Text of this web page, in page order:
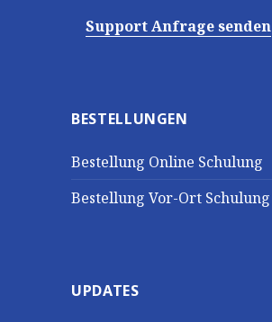
Support Anfrage senden
BESTELLUNGEN
Bestellung Online Schulung
Bestellung Vor-Ort Schulung
UPDATES